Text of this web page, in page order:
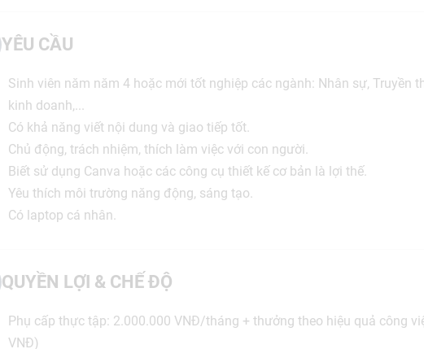
YÊU CẦU
Sinh viên năm năm 4 hoặc mới tốt nghiệp các ngành: Nhân sự, Truyền
kinh doanh,...
Có khả năng viết nội dung và giao tiếp tốt.
Chủ động, trách nhiệm, thích làm việc với con người.
Biết sử dụng Canva hoặc các công cụ thiết kế cơ bản là lợi thế.
Yêu thích môi trường năng động, sáng tạo.
Có laptop cá nhân.
QUYỀN LỢI & CHẾ ĐỘ
Phụ cấp thực tập: 2.000.000 VNĐ/tháng + thưởng theo hiệu quả công
VNĐ)